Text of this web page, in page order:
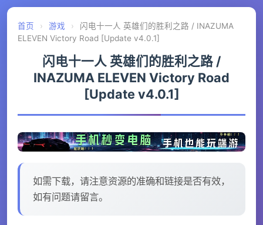
首页 › 游戏 ›
闪电十一人 英雄们的胜利之路 / INAZUMA
ELEVEN Victory Road [Update v4.0.1]
闪电十一人 英雄们的胜利之路 /
INAZUMA ELEVEN Victory Road
[Update v4.0.1]
如需下载，请注意资源的准确和链接是否有效，
如有问题请留言。